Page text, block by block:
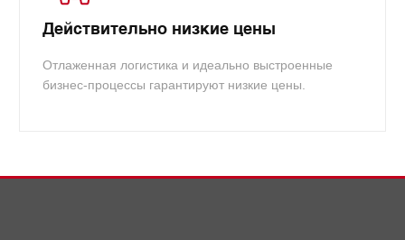
Действительно низкие цены
Отлаженная логистика и идеально выстроенные
бизнес-процессы гарантируют низкие цены.